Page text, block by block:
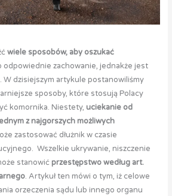
wiele sposobów, aby oszukać
odpowiednie zachowanie, jednakże jest
W dzisiejszym artykule postanowiliśmy
sposoby, które stosują Polacy
komornika. Niestety, uciekanie od
z najgorszych możliwych
zastosować dłużnik w czasie
Wszelkie ukrywanie, niszczenie
stanowić przestępstwo według art.
. Artykuł ten mówi o tym, iż celowe
orzeczenia sądu lub innego organu